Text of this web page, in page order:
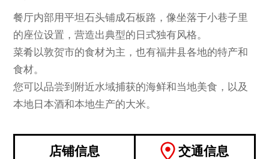
餐厅内部用平坦石头铺成石板路，像坐落于小巷子里
的座位设置，营造出典型的日式独有风格。
菜肴以敦贺市的食材为主，也有福井县各地的特产和
食材。
您可以品尝到附近水域捕获的海鲜和当地美食，以及
本地日本酒和本地生产的大米。
店铺信息 交通信息